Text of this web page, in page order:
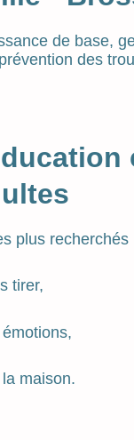
de base,
des
plus recherchés
tirer,
maison.